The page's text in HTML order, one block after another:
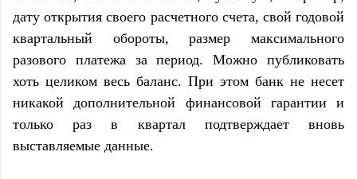
дату открытия своего расчетного счета, свой годовой
квартальный обороты, размер максимального
разового платежа за период. Можно публиковать
хоть целиком весь баланс. При этом банк не несет
никакой дополнительной финансовой гарантии и
только раз в квартал подтверждает вновь
выставляемые данные.